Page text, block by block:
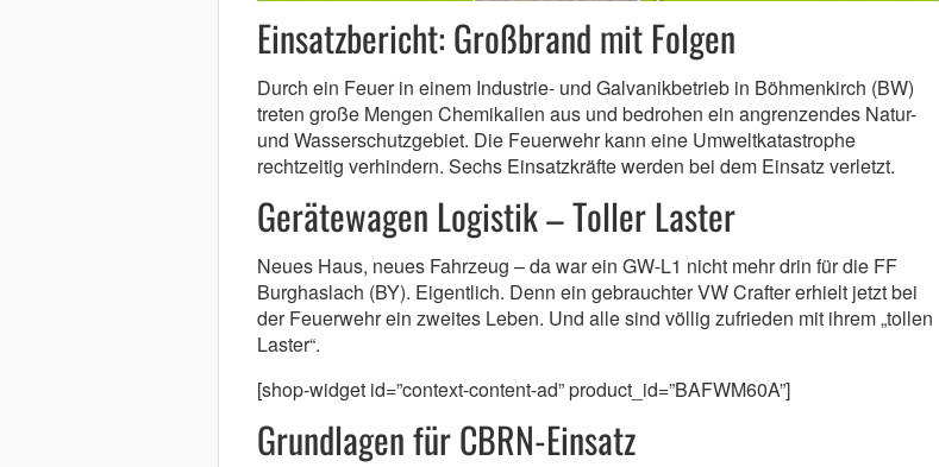
Einsatzbericht: Großbrand mit Folgen
Durch ein Feuer in einem Industrie- und Galvanikbetrieb in Böhmenkirch (BW)
treten große Mengen Chemikalien aus und bedrohen ein angrenzendes Natur-
und Wasserschutzgebiet. Die Feuerwehr kann eine Umweltkatastrophe
rechtzeitig verhindern. Sechs Einsatzkräfte werden bei dem Einsatz verletzt.
Gerätewagen Logistik – Toller Laster
Neues Haus, neues Fahrzeug – da war ein GW-L1 nicht mehr drin für die FF
Burghaslach (BY). Eigentlich. Denn ein gebrauchter VW Crafter erhielt jetzt bei
der Feuerwehr ein zweites Leben. Und alle sind völlig zufrieden mit ihrem „tollen
Laster“.
[shop-widget id=”context-content-ad” product_id=”BAFWM60A”]
Grundlagen für CBRN-Einsatz